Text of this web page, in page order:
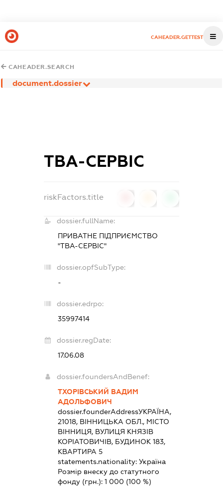
CAHEADER.GETTEST
CAHEADER.SEARCH
document.dossier
ТВА-СЕРВІС
riskFactors.title
dossier.fullName:
ПРИВАТНЕ ПІДПРИЄМСТВО
"ТВА-СЕРВІС"
dossier.opfSubType:
-
dossier.edrpo:
35997414
dossier.regDate:
17.06.08
dossier.foundersAndBenef:
ТХОРІВСЬКИЙ ВАДИМ
АДОЛЬФОВИЧ
dossier.founderAddressУКРАЇНА,
21018, ВІННИЦЬКА ОБЛ., МІСТО
ВІННИЦЯ, ВУЛИЦЯ КНЯЗІВ
КОРІАТОВИЧІВ, БУДИНОК 183,
КВАРТИРА 5
statements.nationality:Україна
Розмір внеску до статутного
фонду (грн.):1 000 (100 %)